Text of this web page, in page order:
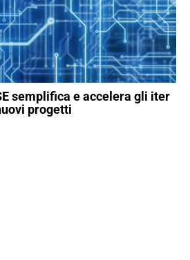
semplifica e accelera gli iter
progetti